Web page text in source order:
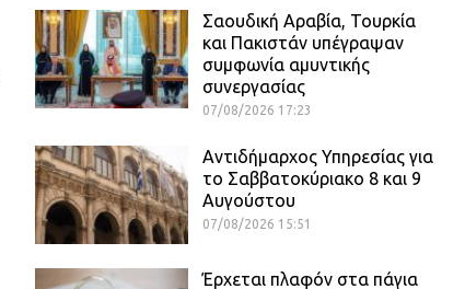
Σαουδική Αραβία, Τουρκία
και Πακιστάν υπέγραψαν
συμφωνία αμυντικής
συνεργασίας
07/08/2026 17:23
Αντιδήμαρχος Υπηρεσίας για
το Σαββατοκύριακο 8 και 9
Αυγούστου
07/08/2026 15:51
Έρχεται πλαφόν στα πάγια